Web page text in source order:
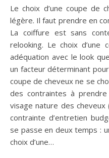
Le choix d’une coupe de cheveux ne se choisit pas à la
légère. Il faut prendre en
La coiffure est sans
relooking. Le choix d’une
adéquation avec le look
un facteur déterminant
coupe de cheveux ne se
des contraintes à
visage nature des cheveux
contrainte d’entretien
se passe en deux temps :
choix d’une…